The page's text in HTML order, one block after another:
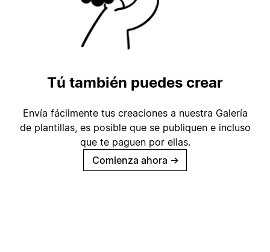
Tú también puedes crear
Envía fácilmente tus creaciones a nuestra Galería
de plantillas, es posible que se publiquen e incluso
que te paguen por ellas.
Comienza ahora →